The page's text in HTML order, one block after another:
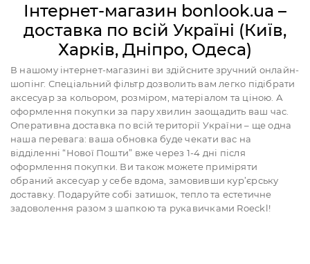
Інтернет-магазин bonlook.ua –
доставка по всій Україні (Київ,
Харків, Дніпро, Одеса)
В нашому інтернет-магазині ви здійсните зручний онлайн-
шопінг. Спеціальний фільтр дозволить вам легко підібрати
аксесуар за кольором, розміром, матеріалом та ціною. А
оформлення покупки за пару хвилин заощадить ваш час.
Оперативна доставка по всій території України – ще одна
наша перевага: ваша обновка буде чекати вас на
відділенні “Нової Пошти” вже через 1-4 дні після
оформлення покупки. Ви також можете приміряти
обраний аксесуар у себе вдома, замовивши кур’єрську
доставку. Подаруйте собі затишок, тепло та естетичне
задоволення разом з шапкою та рукавичками Roeckl!